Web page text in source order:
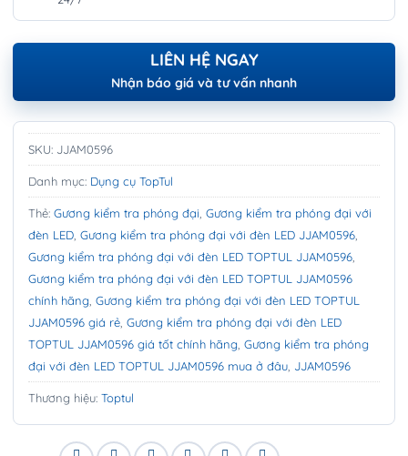
LIÊN HỆ NGAY
Nhận báo giá và tư vấn nhanh
SKU: JJAM0596
Danh mục: Dụng cụ TopTul
Thẻ: Gương kiểm tra phóng đại, Gương kiểm tra phóng đại với
đèn LED, Gương kiểm tra phóng đại với đèn LED JJAM0596,
Gương kiểm tra phóng đại với đèn LED TOPTUL JJAM0596,
Gương kiểm tra phóng đại với đèn LED TOPTUL JJAM0596
chính hãng, Gương kiểm tra phóng đại với đèn LED TOPTUL
JJAM0596 giá rẻ, Gương kiểm tra phóng đại với đèn LED
TOPTUL JJAM0596 giá tốt chính hãng, Gương kiểm tra phóng
đại với đèn LED TOPTUL JJAM0596 mua ở đâu, JJAM0596
Thương hiệu: Toptul